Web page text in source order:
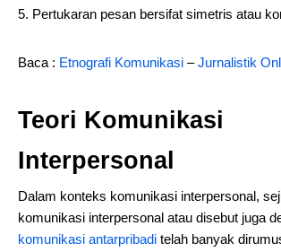
Pertukaran pesan bersifat simetris atau
Baca : Etnografi Komunikasi –Jurnalistik
Teori Komunikasi
Interpersonal
Dalam konteks komunikasi interpersonal,
komunikasi interpersonal atau disebut juga
komunikasi antarpribadi telah banyak